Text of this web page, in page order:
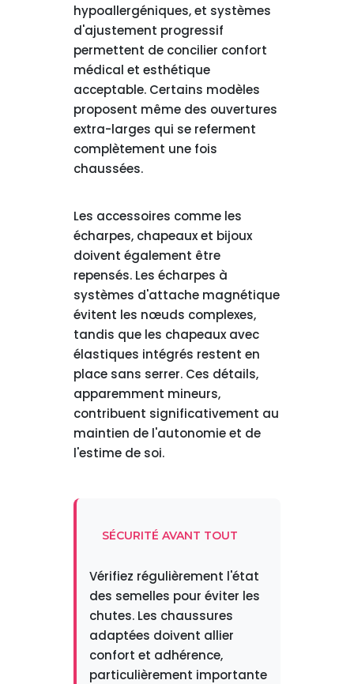
hypoallergéniques, et systèmes
d'ajustement progressif
permettent de concilier confort
médical et esthétique
acceptable. Certains modèles
proposent même des ouvertures
extra-larges qui se referment
complètement une fois
chaussées.
Les accessoires comme les
écharpes, chapeaux et bijoux
doivent également être
repensés. Les écharpes à
systèmes d'attache magnétique
évitent les nœuds complexes,
tandis que les chapeaux avec
élastiques intégrés restent en
place sans serrer. Ces détails,
apparemment mineurs,
contribuent significativement au
maintien de l'autonomie et de
l'estime de soi.
SÉCURITÉ AVANT TOUT
Vérifiez régulièrement l'état
des semelles pour éviter les
chutes. Les chaussures
adaptées doivent allier
confort et adhérence,
particulièrement importante